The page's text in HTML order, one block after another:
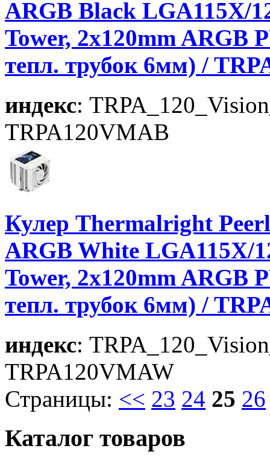
ARGB Black LGA115X/
Tower, 2x120mm ARGB
тепл. трубок 6мм) /
индекс:
TRPA120VMAB
Кулер Thermalright
ARGB White LGA115X/
Tower, 2x120mm ARGB
тепл. трубок 6мм) /
индекс:
TRPA120VMAW
Страницы: << 23 24 25 26
Каталог товаров